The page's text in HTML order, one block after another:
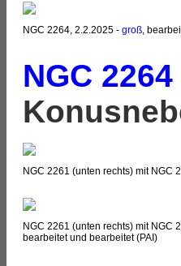
NGC 2264, 2.2.2025 - groß,
NGC 2264
NGC 2261 (unten rechts) mit NGC
NGC 2261 (unten rechts) mit NGC
bearbeitet und bearbeitet (PAI)